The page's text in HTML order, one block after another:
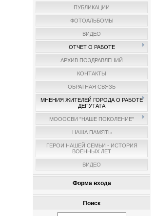
ПУБЛИКАЦИИ
ФОТОАЛЬБОМЫ
ВИДЕО
ОТЧЕТ О РАБОТЕ
АРХИВ ПОЗДРАВЛЕНИЙ
КОНТАКТЫ
ОБРАТНАЯ СВЯЗЬ
МНЕНИЯ ЖИТЕЛЕЙ ГОРОДА О РАБОТЕ
ДЕПУТАТА
МОООСВИ "НАШЕ ПОКОЛЕНИЕ"
НАША ПАМЯТЬ
ГЕРОИ НАШЕЙ СЕМЬИ - ИСТОРИЯ
ВОЕННЫХ ЛЕТ
ВИДЕО
Форма входа
Поиск